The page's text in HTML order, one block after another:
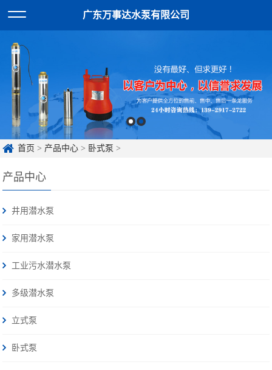
广东万事达水泵有限公司
首页 > 产品中心 > 卧式泵 >
产品中心
井用潜水泵
家用潜水泵
工业污水潜水泵
多级潜水泵
立式泵
卧式泵